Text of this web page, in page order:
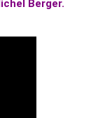
Berger.